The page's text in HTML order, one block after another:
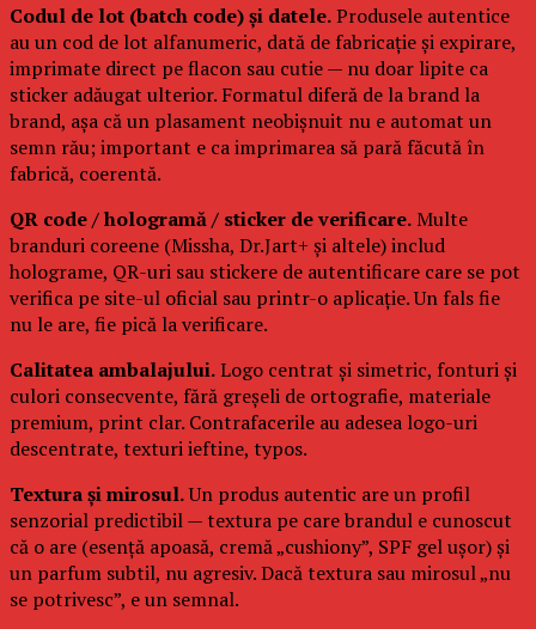
Codul de lot (batch code) și datele.Produsele autentice
au un cod de lot alfanumeric, dată de fabricație și expirare,
imprimate direct pe flacon sau cutie — nu doar lipite ca
sticker adăugat ulterior. Formatul diferă de la brand la
brand, așa că un plasament neobișnuit nu e automat un
semn rău; important e ca imprimarea să pară făcută în
fabrică, coerentă.
QR code / hologramă / sticker de verificare.Multe
branduri coreene (Missha, Dr.Jart+ și altele) includ
holograme, QR-uri sau stickere de autentificare care se pot
verifica pe site-ul oficial sau printr-o aplicație. Un fals fie
nu le are, fie pică la verificare.
Calitatea ambalajului.Logo centrat și simetric, fonturi și
culori consecvente, fără greșeli de ortografie, materiale
premium, print clar. Contrafacerile au adesea logo-uri
descentrate, texturi ieftine, typos.
Textura și mirosul.Un produs autentic are un profil
senzorial predictibil — textura pe care brandul e cunoscut
că o are (esență apoasă, cremă „cushiony”, SPF gel ușor) și
un parfum subtil, nu agresiv. Dacă textura sau mirosul „nu
se potrivesc”, e un semnal.